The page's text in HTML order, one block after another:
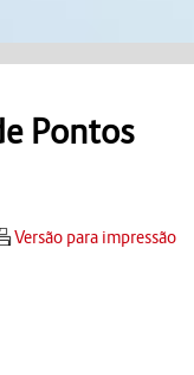
Pontos
Versão para impressão